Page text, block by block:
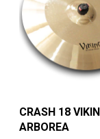
CRASH 18
ARBOREA